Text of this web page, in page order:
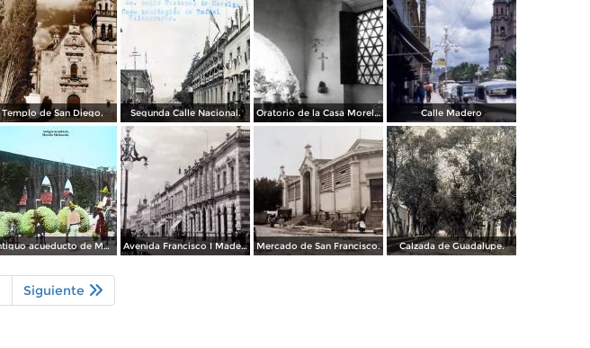
Templo de San Diego. Segunda Calle Nacional. Oratorio de la Casa Morelos Calle Madero
Antiguo acueducto de Morelia Michoacán. Avenida Francisco I Madero. Mercado de San Francisco. Calzada de Guadalupe.
Siguiente